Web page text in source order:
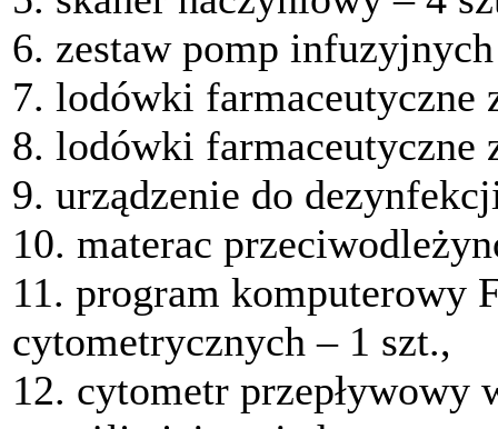
6. zestaw pomp
7. lodówki farmaceutyczne
8. lodówki farmaceutyczne
9. urządzenie do
10. materac
11. program komputerowy
cytometrycznych – 1 szt.,
12. cytometr przepływowy